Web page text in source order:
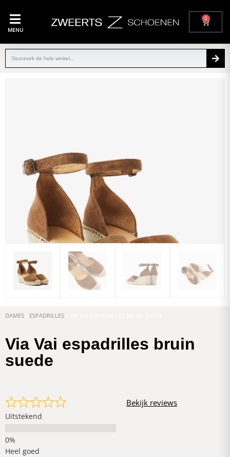
MENU
0
DAMES ESPADRILLES
Via Vai espadrilles bruin
suede
Uitstekend
Heel goed
Bekijk reviews